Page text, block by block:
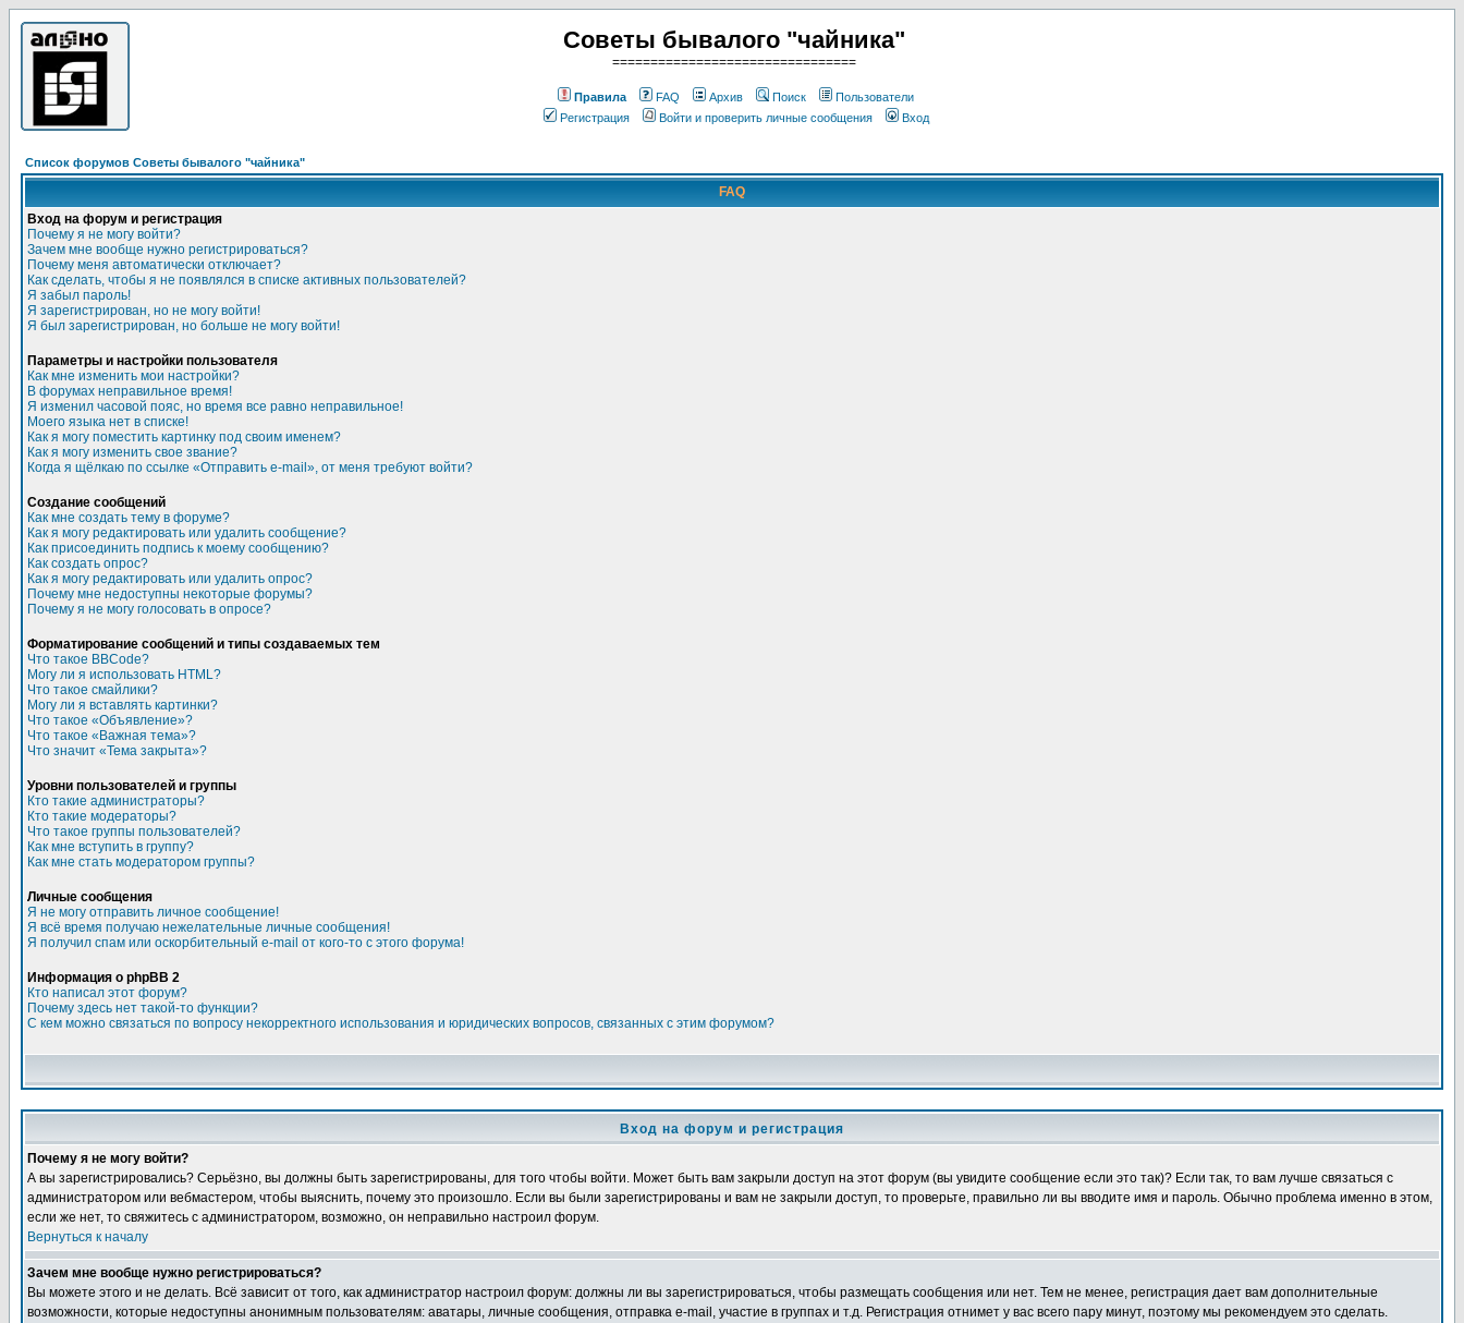
Советы бывалого "чайника"
================================
Правила FAQ Архив Поиск
Пользователи
Регистрация
Войти и проверить личные сообщения Вход
Список форумов Советы бывалого "чайника"
FAQ
Вход на форум и регистрация
Почему я не могу войти?
Зачем мне вообще нужно регистрироваться?
Почему меня автоматически отключает?
Как сделать, чтобы я не появлялся в списке активных пользователей?
Я забыл пароль!
Я зарегистрирован, но не могу войти!
Я был зарегистрирован, но больше не могу войти!
Параметры и настройки пользователя
Как мне изменить мои настройки?
В форумах неправильное время!
Я изменил часовой пояс, но время все равно неправильное!
Моего языка нет в списке!
Как я могу поместить картинку под своим именем?
Как я могу изменить свое звание?
Когда я щёлкаю по ссылке «Отправить e-mail», от меня требуют войти?
Создание сообщений
Как мне создать тему в форуме?
Как я могу редактировать или удалить сообщение?
Как присоединить подпись к моему сообщению?
Как создать опрос?
Как я могу редактировать или удалить опрос?
Почему мне недоступны некоторые форумы?
Почему я не могу голосовать в опросе?
Форматирование сообщений и типы создаваемых тем
Что такое BBCode?
Могу ли я использовать HTML?
Что такое смайлики?
Могу ли я вставлять картинки?
Что такое «Объявление»?
Что такое «Важная тема»?
Что значит «Тема закрыта»?
Уровни пользователей и группы
Кто такие администраторы?
Кто такие модераторы?
Что такое группы пользователей?
Как мне вступить в группу?
Как мне стать модератором группы?
Личные сообщения
Я не могу отправить личное сообщение!
Я всё время получаю нежелательные личные сообщения!
Я получил спам или оскорбительный e-mail от кого-то с этого форума!
Информация о phpBB 2
Кто написал этот форум?
Почему здесь нет такой-то функции?
С кем можно связаться по вопросу некорректного использования и юридических вопросов, связанных с этим форумом?
Вход на форум и регистрация
Почему я не могу войти?
А вы зарегистрировались? Серьёзно, вы должны быть зарегистрированы, для того чтобы войти. Может быть вам закрыли доступ на этот форум (вы увидите сообщение если это так)? Если так, то вам лучше связаться с
администратором или вебмастером, чтобы выяснить, почему это произошло. Если вы были зарегистрированы и вам не закрыли доступ, то проверьте, правильно ли вы вводите имя и пароль. Обычно проблема именно в этом,
если же нет, то свяжитесь с администратором, возможно, он неправильно настроил форум.
Вернуться к началу
Зачем мне вообще нужно регистрироваться?
Вы можете этого и не делать. Всё зависит от того, как администратор настроил форум: должны ли вы зарегистрироваться, чтобы размещать сообщения или нет. Тем не менее, регистрация дает вам дополнительные
возможности, которые недоступны анонимным пользователям: аватары, личные сообщения, отправка e-mail, участие в группах и т.д. Регистрация отнимет у вас всего пару минут, поэтому мы рекомендуем это сделать.